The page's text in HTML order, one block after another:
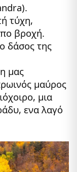
τύχη,
βροχή.
δάσος της
μας
μαύρος
μια
ενα λαγό